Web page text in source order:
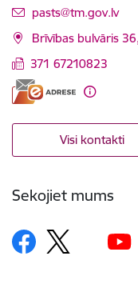
E-pasts:
pasts@tm.gov.lv
Brīvības bulvāris
371 67210823
Visi kontakti
Sekojiet mums